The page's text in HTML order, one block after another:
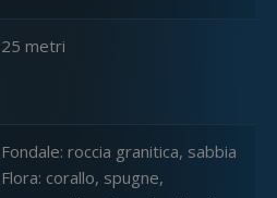
25 metri
Fondale: roccia granitica, sabbia
Flora: corallo, spugne,